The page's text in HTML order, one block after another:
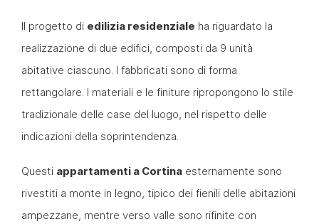
Il progetto di edilizia residenziale ha riguardato la
realizzazione di due edifici, composti da 9 unità
abitative ciascuno. I fabbricati sono di forma
rettangolare. I materiali e le finiture ripropongono lo stile
tradizionale delle case del luogo, nel rispetto delle
indicazioni della soprintendenza.
Questi appartamenti a Cortina esternamente sono
rivestiti a monte in legno, tipico dei fienili delle abitazioni
ampezzane, mentre verso valle sono rifinite con